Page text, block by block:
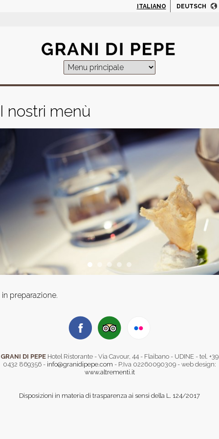
Jump to navigationITALIANO DEUTSCH
I nostri menù
in preparazione.
GRANI DI PEPE Hotel Ristorante - Via Cavour, 44 - Flaibano - UDINE - tel. +39
0432 869356 - info@granidipepe.com - P.Iva 02260090309 - web design:
www.altrementi.it
Disposizioni in materia di trasparenza ai sensi della L. 124/2017